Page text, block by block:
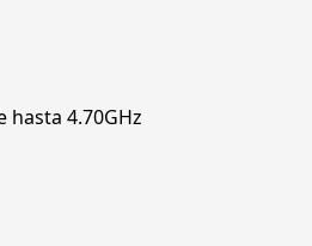
hasta 4.70GHz